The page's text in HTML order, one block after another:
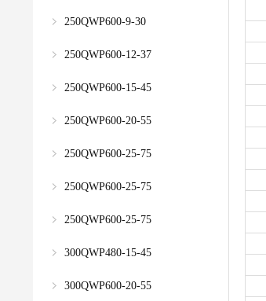
250QWP600-9-30
250QWP600-12-37
250QWP600-15-45
250QWP600-20-55
250QWP600-25-75
250QWP600-25-75
250QWP600-25-75
300QWP480-15-45
300QWP600-20-55